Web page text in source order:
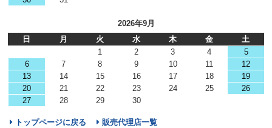
2026年9月
日
月 火 水 木 金
土
1
2 3 4
5
6
7 8 9 10 11
12
13
14 15 16 17 18
19
20
21 22 23 24 25
26
27
28 29 30
トップページに戻る 販売代理店一覧